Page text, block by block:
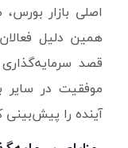
اصلی بازار
همین دلیل
قصد سرمایه‌گذاری
موفقیت در سایر
آینده را پیش‌بینی